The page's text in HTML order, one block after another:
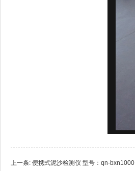
上一条: 便携式泥沙检测仪 型号：qn-bxn1000